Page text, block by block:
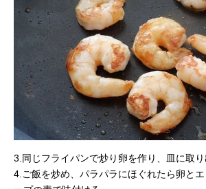
3.同じフライパンで炒り卵を作り、皿に取り
4.ご飯を炒め、パラパラにほぐれたら卵と